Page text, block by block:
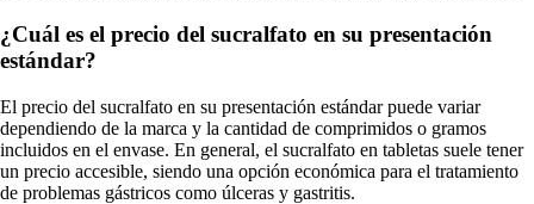
¿Cuál es el precio del sucralfato en su presentación
estándar?
El precio del sucralfato en su presentación estándar puede variar
dependiendo de la marca y la cantidad de comprimidos o gramos
incluidos en el envase. En general, el sucralfato en tabletas suele tener
un precio accesible, siendo una opción económica para el tratamiento
de problemas gástricos como úlceras y gastritis.